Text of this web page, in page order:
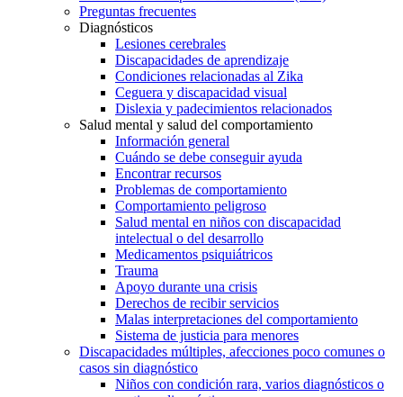
Preguntas frecuentes
Diagnósticos
Lesiones cerebrales
Discapacidades de aprendizaje
Condiciones relacionadas al Zika
Ceguera y discapacidad visual
Dislexia y padecimientos relacionados
Salud mental y salud del comportamiento
Información general
Cuándo se debe conseguir ayuda
Encontrar recursos
Problemas de comportamiento
Comportamiento peligroso
Salud mental en niños con discapacidad
intelectual o del desarrollo
Medicamentos psiquiátricos
Trauma
Apoyo durante una crisis
Derechos de recibir servicios
Malas interpretaciones del comportamiento
Sistema de justicia para menores
Discapacidades múltiples, afecciones poco comunes o
casos sin diagnóstico
Niños con condición rara, varios diagnósticos o